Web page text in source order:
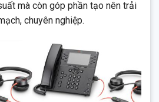
mà còn góp phần tạo nên trải
chuyên nghiệp.